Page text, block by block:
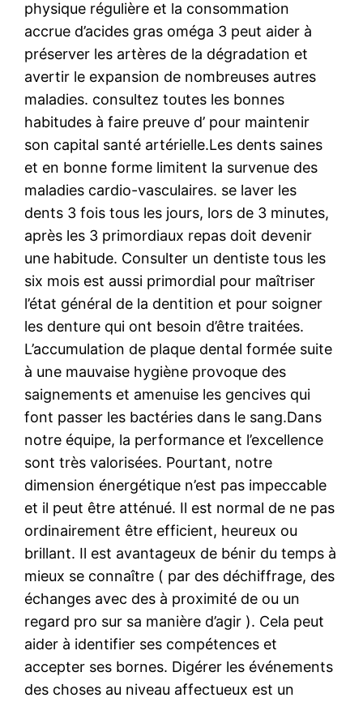
physique régulière et la consommation
accrue d’acides gras oméga 3 peut aider à
préserver les artères de la dégradation et
avertir le expansion de nombreuses autres
maladies. consultez toutes les bonnes
habitudes à faire preuve d’ pour maintenir
son capital santé artérielle.Les dents saines
et en bonne forme limitent la survenue des
maladies cardio-vasculaires. se laver les
dents 3 fois tous les jours, lors de 3 minutes,
après les 3 primordiaux repas doit devenir
une habitude. Consulter un dentiste tous les
six mois est aussi primordial pour maîtriser
l’état général de la dentition et pour soigner
les denture qui ont besoin d’être traitées.
L’accumulation de plaque dental formée suite
à une mauvaise hygiène provoque des
saignements et amenuise les gencives qui
font passer les bactéries dans le sang.Dans
notre équipe, la performance et l’excellence
sont très valorisées. Pourtant, notre
dimension énergétique n’est pas impeccable
et il peut être atténué. Il est normal de ne pas
ordinairement être efficient, heureux ou
brillant. Il est avantageux de bénir du temps à
mieux se connaître ( par des déchiffrage, des
échanges avec des à proximité de ou un
regard pro sur sa manière d’agir ). Cela peut
aider à identifier ses compétences et
accepter ses bornes. Digérer les événements
des choses au niveau affectueux est un